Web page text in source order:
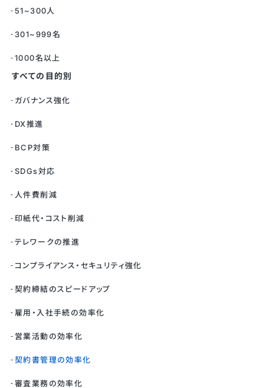
51~300人
301~999名
1000名以上
すべての目的別
ガバナンス強化
DX推進
BCP対策
SDGs対応
人件費削減
印紙代・コスト削減
テレワークの推進
コンプライアンス・セキュリティ強化
契約締結のスピードアップ
雇用・入社手続の効率化
営業活動の効率化
契約書管理の効率化
審査業務の効率化